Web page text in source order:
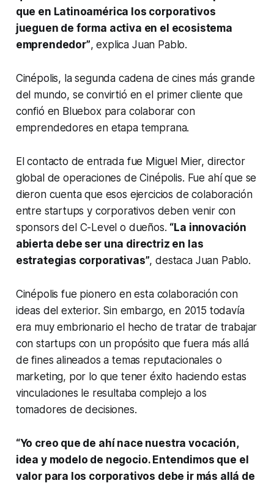
que en Latinoamérica los corporativos
jueguen de forma activa en el ecosistema
emprendedor”, explica Juan Pablo.
Cinépolis, la segunda cadena de cines más grande
del mundo, se convirtió en el primer cliente que
confió en Bluebox para colaborar con
emprendedores en etapa temprana.
El contacto de entrada fue Miguel Mier, director
global de operaciones de Cinépolis. Fue ahí que se
dieron cuenta que esos ejercicios de colaboración
entre startups y corporativos deben venir con
sponsors del C-Level o dueños. “La innovación
abierta debe ser una directriz en las
estrategias corporativas”, destaca Juan Pablo.
Cinépolis fue pionero en esta colaboración con
ideas del exterior. Sin embargo, en 2015 todavía
era muy embrionario el hecho de tratar de trabajar
constartups con un propósito que fuera más allá
de fines alineados a temas reputacionales o
marketing, por lo que tener éxito haciendo estas
vinculaciones le resultaba complejo a los
tomadores de decisiones.
“Yo creo que de ahí nace nuestra vocación,
idea y modelo de negocio. Entendimos que el
valor para los corporativos debe ir más allá de